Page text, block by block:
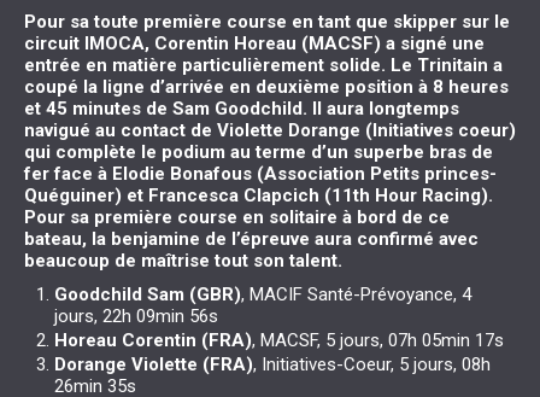
Pour sa toute première course en tant que skipper sur le
circuit IMOCA, Corentin Horeau (MACSF) a signé une
entrée en matière particulièrement solide. Le Trinitain a
coupé la ligne d’arrivée en deuxième position à 8 heures
et 45 minutes de Sam Goodchild. Il aura longtemps
navigué au contact de Violette Dorange (Initiatives coeur)
qui complète le podium au terme d’un superbe bras de
fer face à Elodie Bonafous (Association Petits princes-
Quéguiner) et Francesca Clapcich (11th Hour Racing).
Pour sa première course en solitaire à bord de ce
bateau, la benjamine de l’épreuve aura confirmé avec
beaucoup de maîtrise tout son talent.
Goodchild Sam (GBR), MACIF Santé-Prévoyance, 4
jours, 22h 09min 56s
Horeau Corentin (FRA), MACSF, 5 jours, 07h 05min 17s
Dorange Violette (FRA), Initiatives-Coeur, 5 jours, 08h
26min 35s